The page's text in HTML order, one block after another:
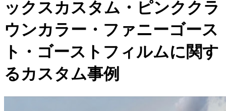
ックスカスタム・ピンククラ
ウンカラー・ファニーゴース
ト・ゴーストフィルムに関す
るカスタム事例